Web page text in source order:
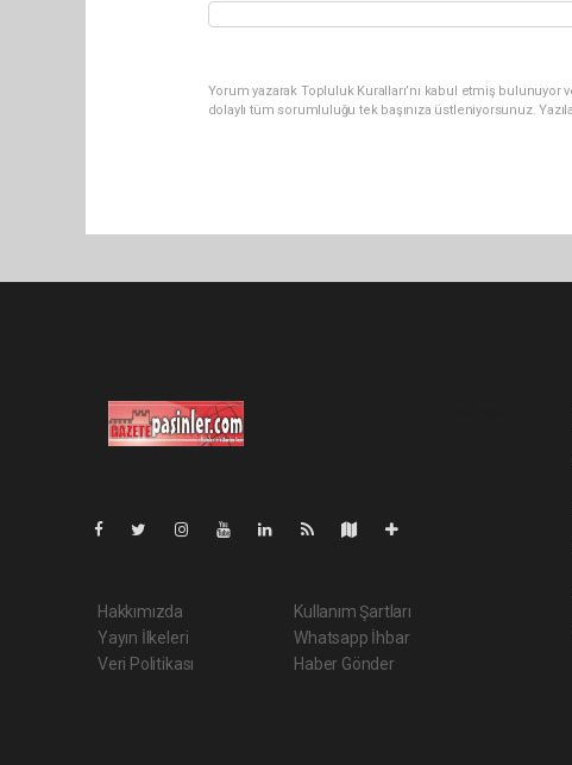
Yorum yazarak Topluluk Kuralları’nı kabul etmiş
dolaylı tüm sorumluluğu tek başınıza üstleniyorsunuz.
Hakkımızda
Yayın İlkeleri
Veri Politikası
Kullanım Şartları
Whatsapp İhbar
Haber Gönder